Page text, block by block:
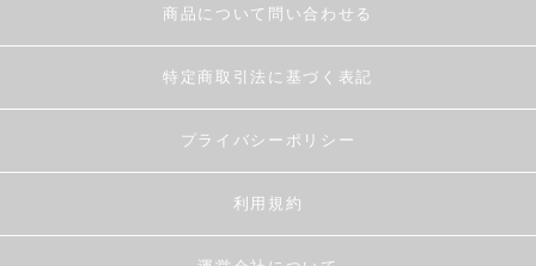
商品について問い合わせる
特定商取引法に基づく表記
プライバシーポリシー
利用規約